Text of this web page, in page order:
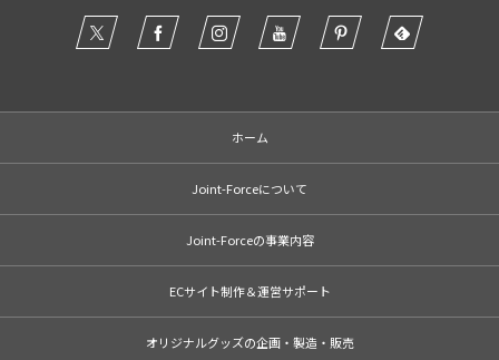
ホーム
Joint-Forceについて
Joint-Forceの事業内容
ECサイト制作＆運営サポート
オリジナルグッズの企画・製造・販売